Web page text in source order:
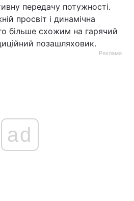
передачу потужності.
просвіт і динамічна
більше схожим на гарячий
позашляховик.
Реклама
ad